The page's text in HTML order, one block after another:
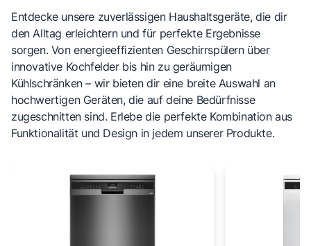
Entdecke unsere zuverlässigen Haushaltsgeräte, die dir
den Alltag erleichtern und für perfekte Ergebnisse
sorgen. Von energieeffizienten Geschirrspülern über
innovative Kochfelder bis hin zu geräumigen
Kühlschränken – wir bieten dir eine breite Auswahl an
hochwertigen Geräten, die auf deine Bedürfnisse
zugeschnitten sind. Erlebe die perfekte Kombination aus
Funktionalität und Design in jedem unserer Produkte.